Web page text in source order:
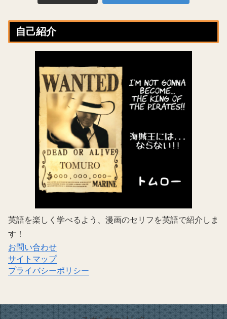
自己紹介
英語を楽しく学べるよう、漫画のセリフを英語で紹介しま
す！
お問い合わせ
サイトマップ
プライバシーポリシー